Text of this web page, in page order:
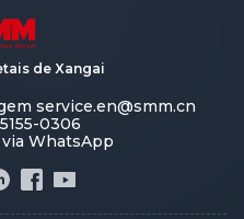
de Xangai
service.en@smm.cn
0306
WhatsApp